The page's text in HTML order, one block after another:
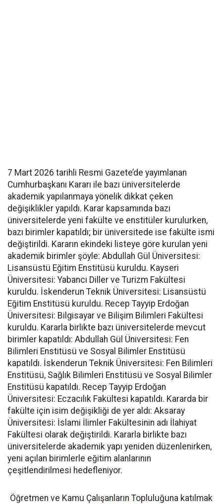
7 Mart 2026 tarihli Resmi Gazete’de yayımlanan
Cumhurbaşkanı Kararı ile bazı üniversitelerde
akademik yapılanmaya yönelik dikkat çeken
değişiklikler yapıldı. Karar kapsamında bazı
üniversitelerde yeni fakülte ve enstitüler kurulurken,
bazı birimler kapatıldı; bir üniversitede ise fakülte ismi
değiştirildi. Kararın ekindeki listeye göre kurulan yeni
akademik birimler şöyle: Abdullah Gül Üniversitesi:
Lisansüstü Eğitim Enstitüsü kuruldu. Kayseri
Üniversitesi: Yabancı Diller ve Turizm Fakültesi
kuruldu. İskenderun Teknik Üniversitesi: Lisansüstü
Eğitim Enstitüsü kuruldu. Recep Tayyip Erdoğan
Üniversitesi: Bilgisayar ve Bilişim Bilimleri Fakültesi
kuruldu. Kararla birlikte bazı üniversitelerde mevcut
birimler kapatıldı: Abdullah Gül Üniversitesi: Fen
Bilimleri Enstitüsü ve Sosyal Bilimler Enstitüsü
kapatıldı. İskenderun Teknik Üniversitesi: Fen Bilimleri
Enstitüsü, Sağlık Bilimleri Enstitüsü ve Sosyal Bilimler
Enstitüsü kapatıldı. Recep Tayyip Erdoğan
Üniversitesi: Eczacılık Fakültesi kapatıldı. Kararda bir
fakülte için isim değişikliği de yer aldı: Aksaray
Üniversitesi: İslami İlimler Fakültesinin adı İlahiyat
Fakültesi olarak değiştirildi. Kararla birlikte bazı
üniversitelerde akademik yapı yeniden düzenlenirken,
yeni açılan birimlerle eğitim alanlarının
çeşitlendirilmesi hedefleniyor.
Öğretmen ve Kamu Çalışanların Topluluğuna katılmak